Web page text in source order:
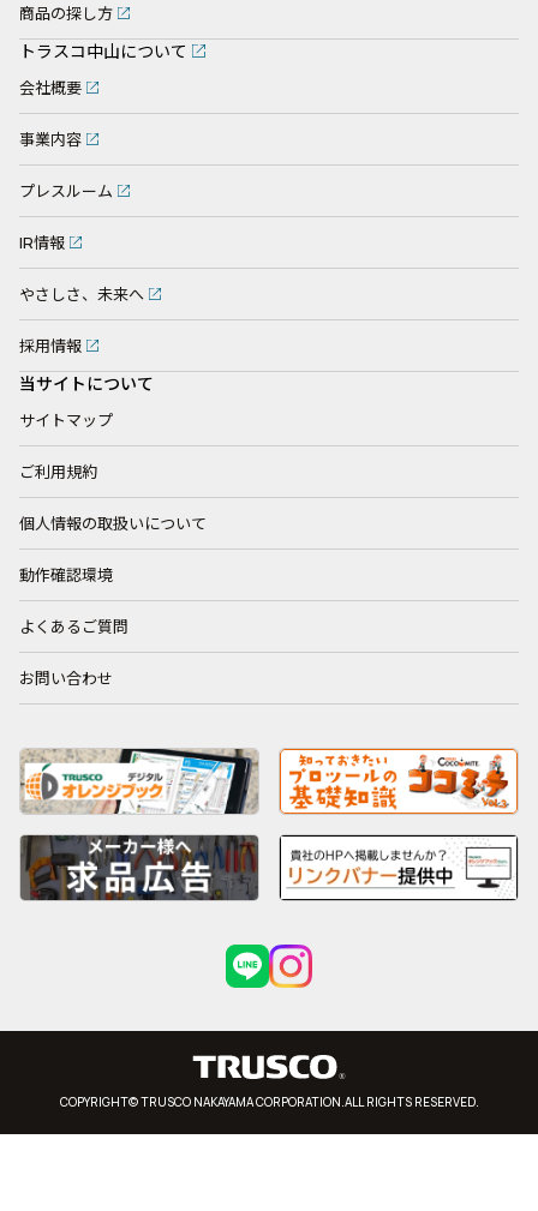
商品の探し方
トラスコ中山について
会社概要
事業内容
プレスルーム
IR情報
やさしさ、未来へ
採用情報
当サイトについて
サイトマップ
ご利用規約
個人情報の取扱いについて
動作確認環境
よくあるご質問
お問い合わせ
COPYRIGHT© TRUSCO NAKAYAMA CORPORATION.ALL RIGHTS RESERVED.